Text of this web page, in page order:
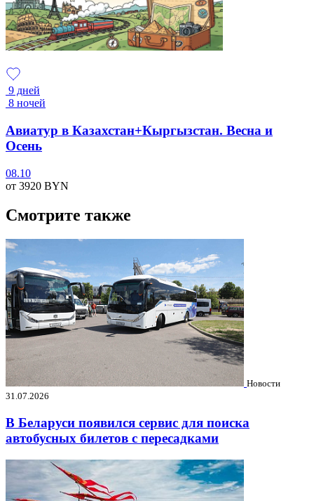
9 дней
8 ночей
Авиатур в Казахстан+Кыргызстан. Весна и
Осень
08.10
от 3920 BYN
Смотрите также
Новости
31.07.2026
В Беларуси появился сервис для поиска
автобусных билетов с пересадками